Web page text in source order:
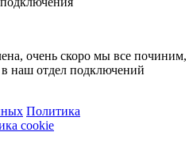
очень скоро мы все починим,
наш отдел подключений
Политика
cookie